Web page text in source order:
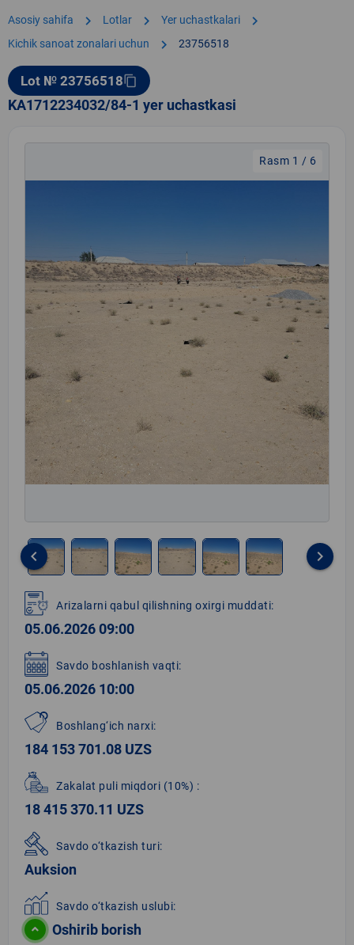
Asosiy sahifa chevron_right Lotlar chevron_right Yer uchastkalari chevron_right
Kichik sanoat zonalari uchun chevron_right 23756518
Lot № 23756518content_copy
KA1712234032/84-1 yer uchastkasi
Rasm 1 / 6
1
of
6
keyboard_arrow_left keyboard_arrow_right
Arizalarni qabul qilishning oxirgi muddati:
05.06.2026 09:00
Savdo boshlanish vaqti:
05.06.2026 10:00
Boshlang‘ich narxi:
184 153 701.08 UZS
Zakalat puli miqdori (10%) :
18 415 370.11 UZS
Savdo o‘tkazish turi:
Auksion
Savdo o‘tkazish uslubi:
Oshirib borish